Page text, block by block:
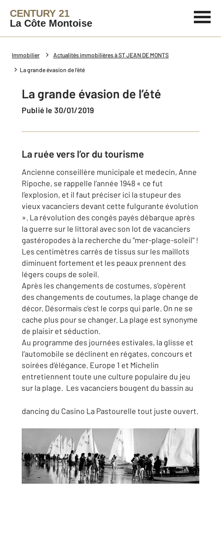
CENTURY 21
La Côte Montoise
Immobilier Actualités immobilières à ST JEAN DE MONTS
La grande évasion de l’été
La grande évasion de l’été
Publié le 30/01/2019
La ruée vers l’or du tourisme
Ancienne conseillère municipale et medecin, Anne
Ripoche, se rappelle l’année 1948 « ce fut
l’explosion, et il faut préciser ici la stupeur des
vieux vacanciers devant cette fulgurante évolution
». La révolution des congés payés débarque après
la guerre sur le littoral avec son lot de vacanciers
gastéropodes à la recherche du "mer-plage-soleil" !
Les centimètres carrés de tissus sur les maillots
diminuent fortement et les peaux prennent des
légers coups de soleil.
Après les changements de costumes, s’opèrent
des changements de coutumes, la plage change de
décor. Désormais c’est le corps qui parle. On ne se
cache plus pour se changer. La plage est synonyme
de plaisir et séduction.
Au programme des journées estivales, la glisse et
l’automobile se déclinent en régates, concours et
soirées d’élégance. Europe 1 et Michelin
entretiennent toute une culture populaire du jeu
sur la plage. Les vacanciers bougent du bassin au
dancing du Casino La Pastourelle tout juste ouvert.